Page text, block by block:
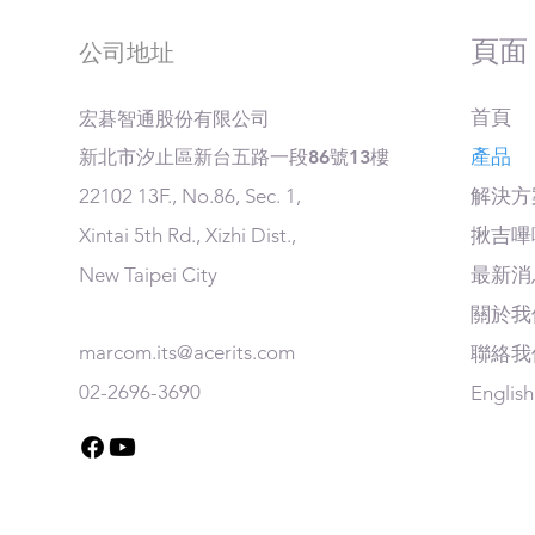
公司地址
​宏碁智通股份有限公司
​新北市汐止區新台五路一段86號13樓
22102 13F., No.86, Sec. 1,
Xintai 5th Rd., Xizhi Dist.,
New Taipei City
marcom.its@acerits.com
02-2696-3690
​頁面
首頁
產品
解決
揪吉
最新
關於
聯絡
English